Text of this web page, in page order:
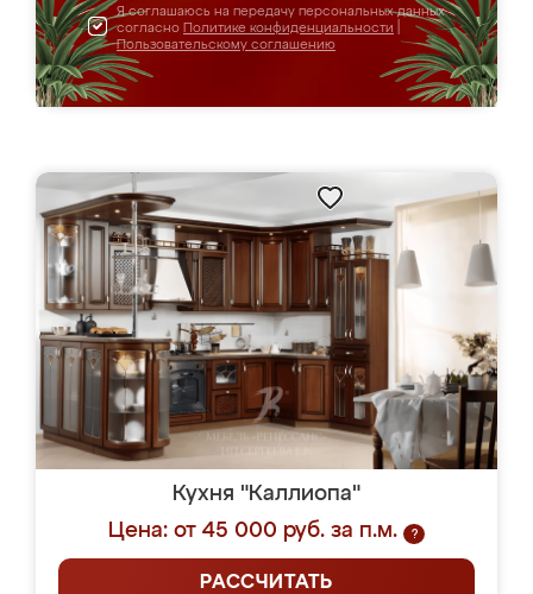
Я соглашаюсь на передачу персональных данных
согласно Политике конфиденциальности
Пользовательскому соглашению
Кухня "Каллиопа"
Цена: от 45 000 руб. за п.м.
?
РАССЧИТАТЬ